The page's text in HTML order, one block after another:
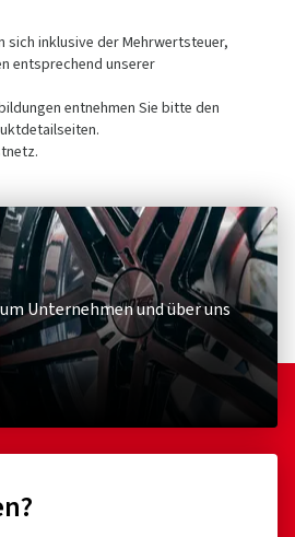
sich inklusive der Mehrwertsteuer,
entsprechend unserer
entnehmen Sie bitte den
Unternehmen und über uns